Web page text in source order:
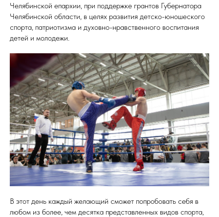
Челябинской епархии, при поддержке грантов Губернатора
Челябинской области, в целях развития детско-юношеского
спорта, патриотизма и духовно-нравственного воспитания
детей и молодежи.
В этот день каждый желающий сможет попробовать себя в
любом из более, чем десятка представленных видов спорта,